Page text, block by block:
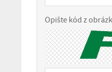
Opište kód z